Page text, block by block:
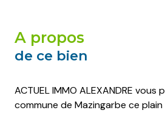
a propos
de ce bien
ACTUEL IMMO ALEXANDRE vous
commune de Mazingarbe ce plain